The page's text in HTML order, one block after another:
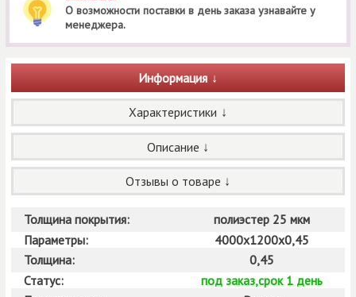
О возможности поставки в день заказа узнавайте у
менеджера.
Информация
Характеристики
Описание
Отзывы о товаре
Толщина покрытия:
полиэстер 25 мкм
Параметры:
4000х1200х0,45
Толщина:
0,45
Статус:
под заказ,срок 1 день